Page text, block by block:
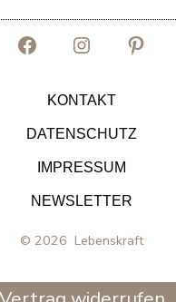
Facebook
Tab
öffnen
Instagram
Tab
öffnen
Tab
KONTAKT
DATENSCHUTZ
IMPRESSUM
NEWSLETTER
© 2026 Lebenskraft